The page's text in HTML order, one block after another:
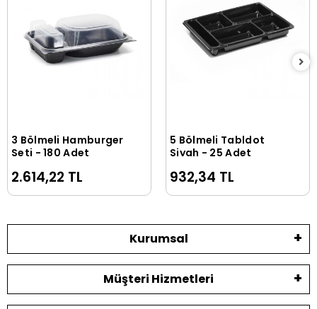
Sepete Ekle
3 Bölmeli Hamburger
Seti - 180 Adet
2.614,22 TL
Sepete Ekle
5 Bölmeli Tabldot
Siyah - 25 Adet
932,34 TL
Kurumsal
Müşteri Hizmetleri